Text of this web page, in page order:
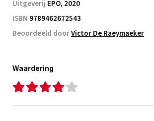
Uitgeverij EPO, 2020
ISBN 9789462672543
Beoordeeld doorVictor De Raeymaeker
Waardering